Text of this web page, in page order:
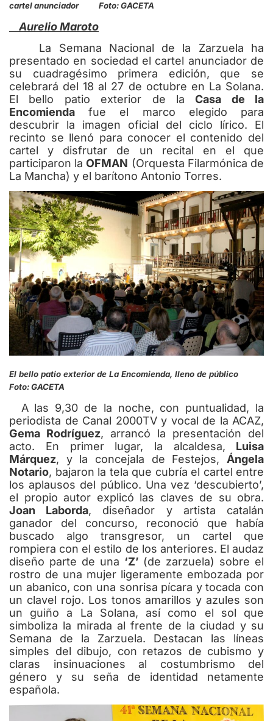
cartel anunciador Foto: GACETA
Aurelio Maroto
La Semana Nacional de la Zarzuela ha
presentado en sociedad el cartel anunciador de
su cuadragésimo primera edición, que se
celebrará del 18 al 27 de octubre en La Solana.
El bello patio exterior de laCasa de la
Encomienda fue el marco elegido para
descubrir la imagen oficial del ciclo lírico. El
recinto se llenó para conocer el contenido del
cartel y disfrutar de un recital en el que
participaron laOFMAN (Orquesta Filarmónica de
La Mancha) y el barítono Antonio Torres.
El bello patio exterior de La Encomienda, lleno de público
Foto: GACETA
A las 9,30 de la noche, con puntualidad, la
periodista de Canal 2000TV y vocal de la ACAZ,
Gema Rodríguez, arrancó la presentación del
acto. En primer lugar, la alcaldesa, Luisa
Márquez, y la concejala de Festejos, Ángela
Notario, bajaron la tela que cubría el cartel entre
los aplausos del público. Una vez ‘descubierto’,
el propio autor explicó las claves de su obra.
Joan Laborda, diseñador y artista catalán
ganador del concurso, reconoció que había
buscado algo transgresor, un cartel que
rompiera con el estilo de los anteriores. El audaz
diseño parte de una ‘Z’ (de zarzuela) sobre el
rostro de una mujer ligeramente embozada por
un abanico, con una sonrisa pícara y tocada con
un clavel rojo. Los tonos amarillos y azules son
un guiño a La Solana, así como el sol que
simboliza la mirada al frente de la ciudad y su
Semana de la Zarzuela. Destacan las líneas
simples del dibujo, con retazos de cubismo y
claras insinuaciones al costumbrismo del
género y su seña de identidad netamente
española.